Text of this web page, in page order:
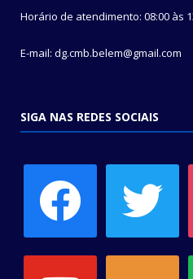
Horário de atendimento: 08:00 às
E-mail: dg.cmb.belem@gmail.com
SIGA NAS REDES SOCIAIS